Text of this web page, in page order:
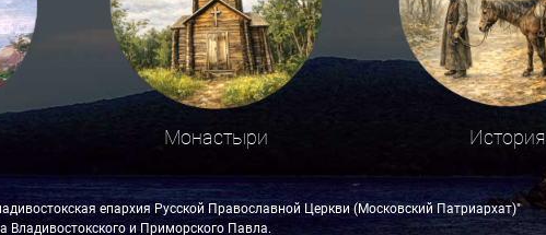
Монастыри История
епархия Русской Православной Церкви (Московский Патриархат)"
Владивостокского и Приморского Павла.